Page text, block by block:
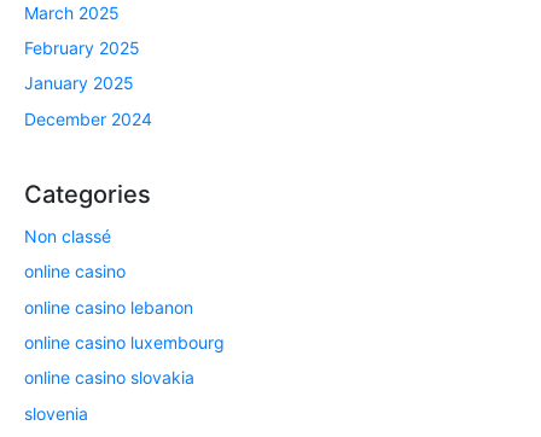
March 2025
February 2025
January 2025
December 2024
Categories
Non classé
online casino
online casino lebanon
online casino luxembourg
online casino slovakia
slovenia